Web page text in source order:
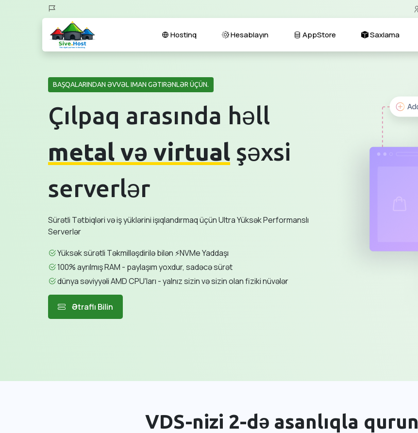
Hostinq Hesablayın AppStore Saxlama
BAŞQALARINDAN ƏVVƏL IMAN GƏTIRƏNLƏR ÜÇÜN.
Çılpaq arasında həll
metal və virtual şəxsi
serverlər
Sürətli Tətbiqləri və iş yüklərini işıqlandırmaq üçün Ultra Yüksək Performanslı
Serverlər
Yüksək sürətli Təkmilləşdirilə bilən ⚡NVMe Yaddaşı
100% ayrılmış RAM - paylaşım yoxdur, sadəcə sürət
dünya səviyyəli AMD CPU'ları - yalnız sizin və sizin olan fiziki nüvələr
Ətraflı Bilin
VDS-nizi 2-də asanlıqla qurun